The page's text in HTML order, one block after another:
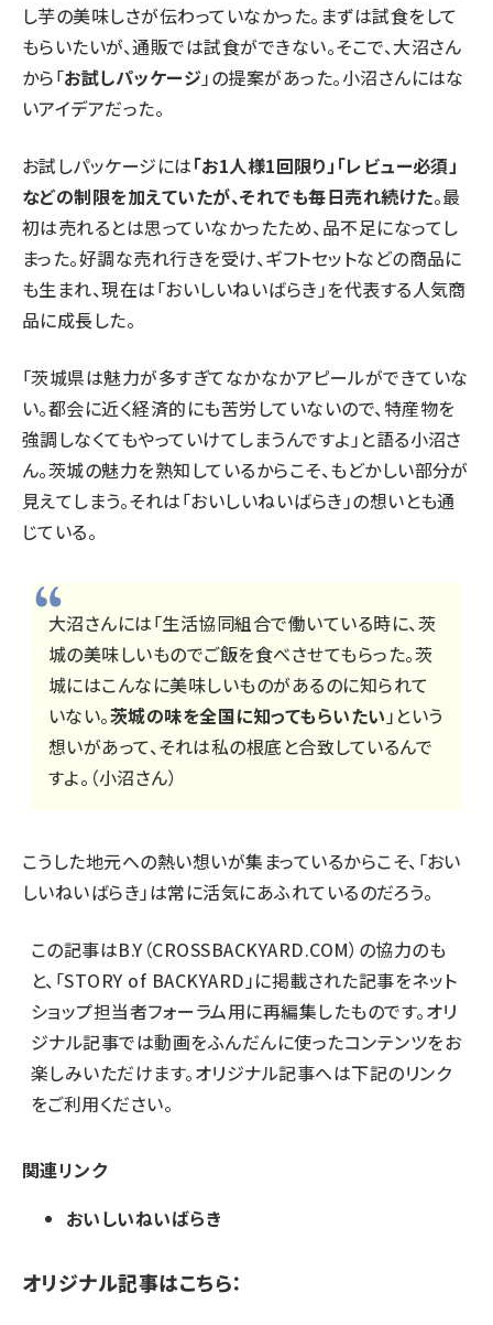
し芋の美味しさが伝わっていなかった。まずは試食をして
もらいたいが、通販では試食ができない。そこで、大沼さん
から「お試しパッケージ」の提案があった。小沼さんにはな
いアイデアだった。
お試しパッケージには「お1人様1回限り」「レビュー必須」
などの制限を加えていたが、それでも毎日売れ続けた。最
初は売れるとは思っていなかったため、品不足になってし
まった。好調な売れ行きを受け、ギフトセットなどの商品に
も生まれ、現在は「おいしいねいばらき」を代表する人気商
品に成長した。
「茨城県は魅力が多すぎてなかなかアピールができていな
い。都会に近く経済的にも苦労していないので、特産物を
強調しなくてもやっていけてしまうんですよ」と語る小沼さ
ん。茨城の魅力を熟知しているからこそ、もどかしい部分が
見えてしまう。それは「おいしいねいばらき」の想いとも通
じている。
大沼さんには「生活協同組合で働いている時に、茨
城の美味しいものでご飯を食べさせてもらった。茨
城にはこんなに美味しいものがあるのに知られて
いない。茨城の味を全国に知ってもらいたい」という
想いがあって、それは私の根底と合致しているんで
すよ。（小沼さん）
こうした地元への熱い想いが集まっているからこそ、「おい
しいねいばらき」は常に活気にあふれているのだろう。
この記事はB.Y（CROSSBACKYARD.COM） の協力のも
と、「STORY of BACKYARD」に掲載された記事をネット
ショップ担当者フォーラム用に再編集したものです。オリ
ジナル記事では動画をふんだんに使ったコンテンツをお
楽しみいただけます。オリジナル記事へは下記のリンク
をご利用ください。
関連リンク
おいしいねいばらき
オリジナル記事はこちら：